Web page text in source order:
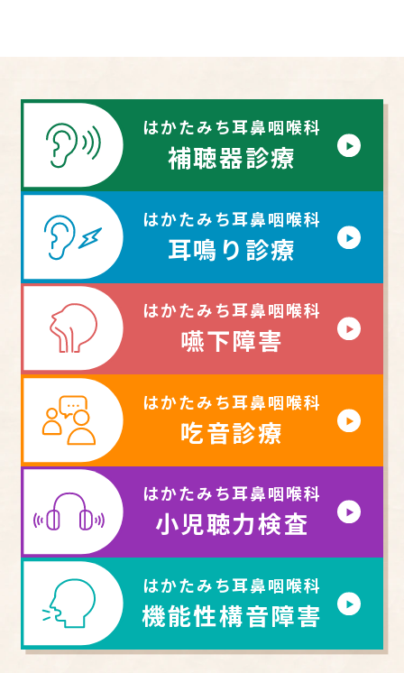
はかたみち耳鼻咽喉科
補聴器診療
はかたみち耳鼻咽喉科
耳鳴り診療
はかたみち耳鼻咽喉科
嚥下障害
はかたみち耳鼻咽喉科
吃音診療
はかたみち耳鼻咽喉科
小児聴力検査
はかたみち耳鼻咽喉科
機能性構音障害